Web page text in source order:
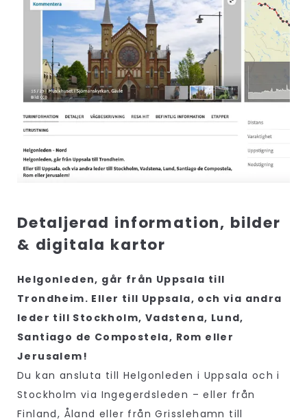
Detaljerad information, bilder
& digitala kartor
Helgonleden, går från Uppsala till
Trondheim. Eller till Uppsala, och via andra
leder till Stockholm, Vadstena, Lund,
Santiago de Compostela, Rom eller
Jerusalem!
Du kan ansluta till Helgonleden i Uppsala och i
Stockholm via Ingegerdsleden – eller från
Finland, Åland eller från Grisslehamn till